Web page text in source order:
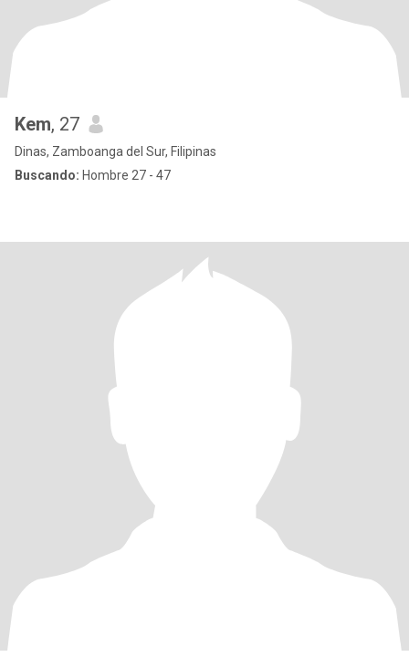
Kem, 27
Dinas, Zamboanga del Sur, Filipinas
Buscando: Hombre 27 - 47